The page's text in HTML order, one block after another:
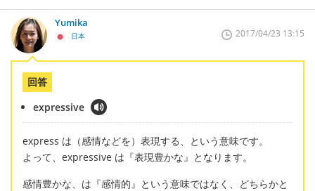
Yumika
日本 2017/04/23 13:15
回答
expressive
express は（感情などを）表現する、という意味です。
よって、expressive は『表現豊かな』となります。
感情豊かな、は『感情的』という意味ではなく、どちらかと